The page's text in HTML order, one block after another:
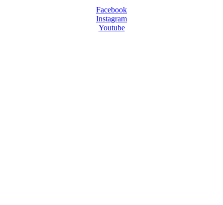
Facebook
Instagram
Youtube